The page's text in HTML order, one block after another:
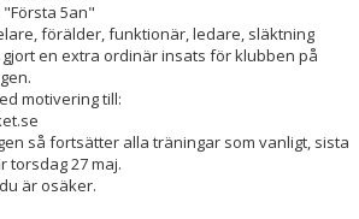
5an"
förälder, funktionär, ledare, släktning
en extra ordinär insats för klubben på
motivering till:
så fortsätter alla träningar som vanligt, sista
torsdag 27 maj.
är osäker.